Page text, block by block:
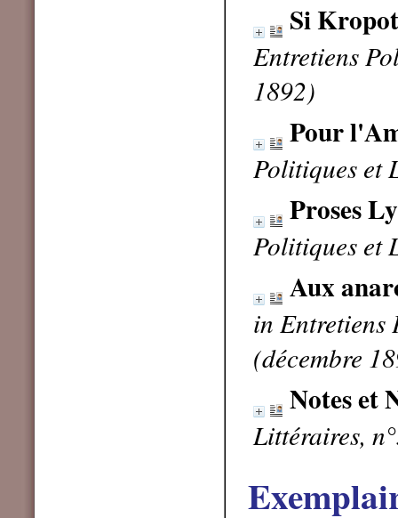
Si
Entretiens
1892)
Pour
Politiques et
Proses
Politiques et
Aux
in Entretiens
(décembre
Notes et
Littéraires,